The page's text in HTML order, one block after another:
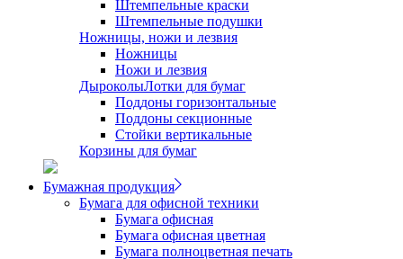
Штемпельные краски
Штемпельные подушки
Ножницы, ножи и лезвия
Ножницы
Ножи и лезвия
ДыроколыЛотки для бумаг
Поддоны горизонтальные
Поддоны секционные
Стойки вертикальные
Корзины для бумаг
Бумажная продукция
Бумага для офисной техники
Бумага офисная
Бумага офисная цветная
Бумага полноцветная печать